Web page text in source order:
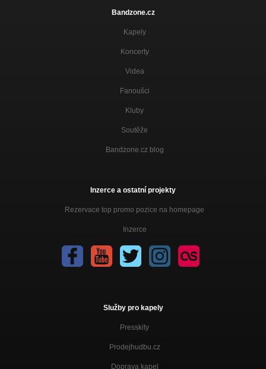
Bandzone.cz
Kapely
Koncerty
Videa
Fanoušci
Kluby
Soutěže
Bandzone.cz blog
Inzerce a ostatní projekty
Rezervace top promo pozice na homepage
Inzerce
Služby pro kapely
Presskity
Prodejhudbu.cz
Doprava kapel